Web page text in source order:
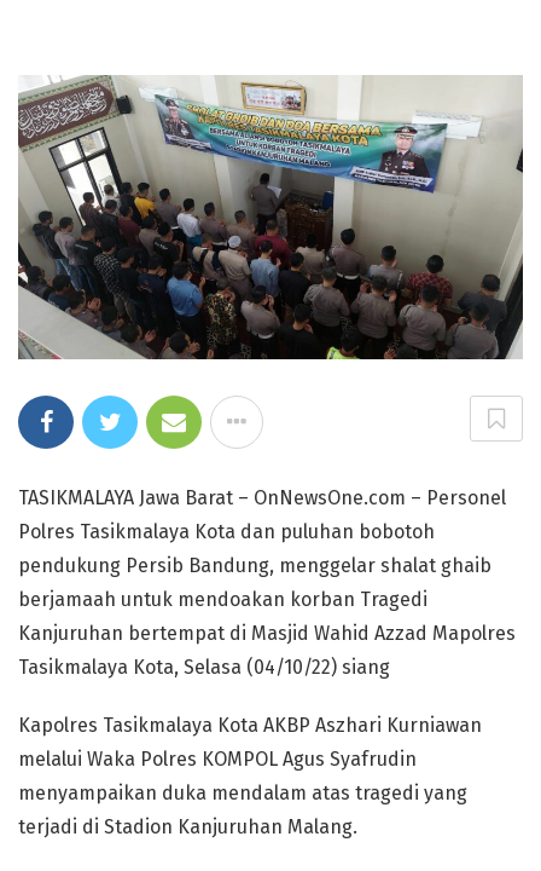
TASIKMALAYA Jawa Barat – OnNewsOne.com – Personel
Polres Tasikmalaya Kota dan puluhan bobotoh
pendukung Persib Bandung, menggelar shalat ghaib
berjamaah untuk mendoakan korban Tragedi
Kanjuruhan bertempat di Masjid Wahid Azzad Mapolres
Tasikmalaya Kota, Selasa (04/10/22) siang
Kapolres Tasikmalaya Kota AKBP Aszhari Kurniawan
melalui Waka Polres KOMPOL Agus Syafrudin
menyampaikan duka mendalam atas tragedi yang
terjadi di Stadion Kanjuruhan Malang.